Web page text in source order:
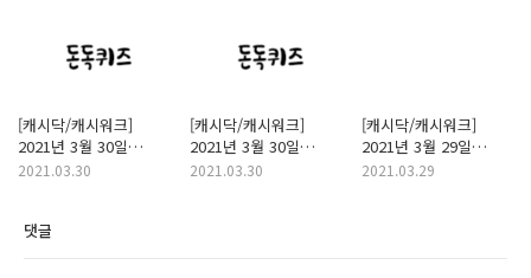
[캐시닥/캐시워크]
2021년 3월 30일
돈버는퀴즈
2021.03.30
[캐시닥/캐시워크]
2021년 3월 30일
돈버는퀴즈
2021.03.30
[캐시닥/캐시워크]
2021년 3월 29일
돈버는퀴즈
2021.03.29
댓글